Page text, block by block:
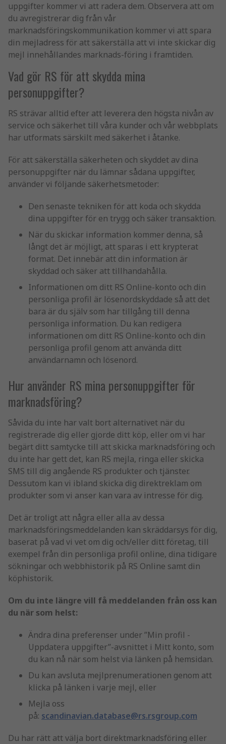
uppgifter kommer vi att radera dem. Observera att om
du avregistrerar dig från vår
marknadsföringskommunikation kommer vi att spara
din mejladress för att säkerställa att vi inte skickar dig
mejl innehållandes marknads-föring i framtiden.
Vad gör RS för att skydda mina
personuppgifter?
RS strävar alltid efter att leverera den högsta nivån av
service och säkerhet till våra kunder och vår webbplats
har utformats särskilt med säkerhet i åtanke.
För att säkerställa säkerheten och skyddet av dina
personuppgifter när du lämnar sådana uppgifter,
använder vi följande säkerhetsmetoder:
Den senaste tekniken för att koda och skydda
dina uppgifter för en trygg och säker transaktion.
När du skickar information kommer denna, så
långt det är möjligt, att sparas i ett krypterat
format. Det innebär att din information är
skyddad och säker att tillhandahålla.
Informationen om ditt RS Online-konto och din
personliga profil är lösenordskyddade så att det
bara är du själv som har tillgång till denna
personliga information. Du kan redigera
informationen om ditt RS Online-konto och din
personliga profil genom att använda ditt
användarnamn och lösenord.
Hur använder RS mina personuppgifter för
marknadsföring?
Såvida du inte har valt bort alternativet när du
registrerade dig eller gjorde ditt köp, eller om vi har
begärt ditt samtycke till att skicka marknadsföring och
du inte har gett det, kan RS mejla, ringa eller skicka
SMS till dig angående RS produkter och tjänster.
Dessutom kan vi ibland skicka dig direktreklam om
produkter som vi anser kan vara av intresse för dig.
Det är troligt att några eller alla av dessa
marknadsföringsmeddelanden kan skräddarsys för dig,
baserat på vad vi vet om dig och/eller ditt företag, till
exempel från din personliga profil online, dina tidigare
sökningar och webbhistorik på RS Online samt din
köphistorik.
Om du inte längre vill få meddelanden från oss kan
du när som helst:
Ändra dina preferenser under ”Min profil -
Uppdatera uppgifter”-avsnittet i Mitt konto, som
du kan nå när som helst via länken på hemsidan.
Du kan avsluta mejlprenumerationen genom att
klicka på länken i varje mejl, eller
Mejla oss
på: scandinavian.database@rs.rsgroup.com
Du har rätt att välja bort direktmarknadsföring eller